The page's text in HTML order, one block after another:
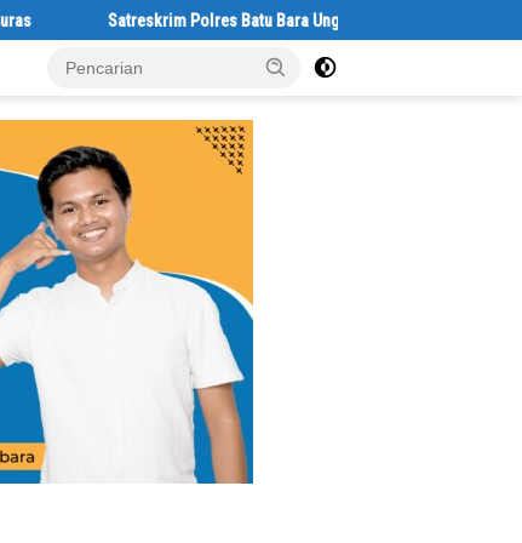
Satreskrim Polres Batu Bara Ungkap Kasus Curat, Tiga Pelaku